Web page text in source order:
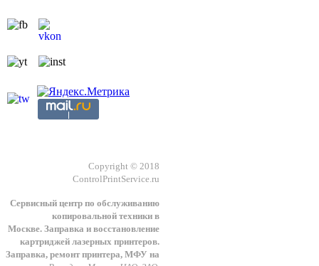
Copyright © 2018
ControlPrintService.ru
Сервисный центр по обслуживанию
копировальной техники в
Москве. Заправка и восстановление
картриджей лазерных принтеров.
Заправка, ремонт принтера, МФУ на